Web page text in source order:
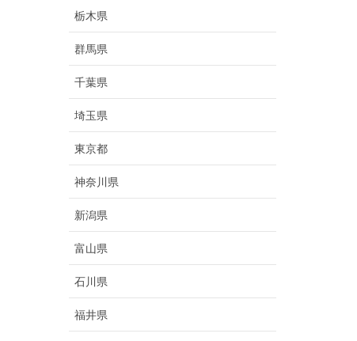
栃木県
群馬県
千葉県
埼玉県
東京都
神奈川県
新潟県
富山県
石川県
福井県